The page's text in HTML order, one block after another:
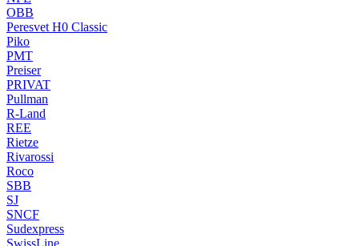
OBB
Peresvet H0 Classic
Piko
PMT
Preiser
PRIVAT
Pullman
R-Land
REE
Rietze
Rivarossi
Roco
SBB
SJ
SNCF
Sudexpress